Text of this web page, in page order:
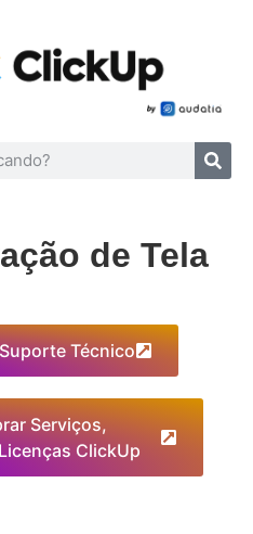
de Tela
Técnico
Serviços,
ClickUp